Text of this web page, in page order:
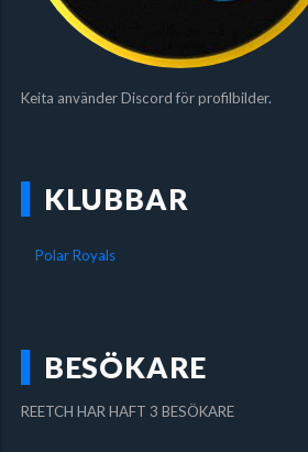
Keita använder Discord för profilbilder.
KLUBBAR
Polar Royals
BESÖKARE
REETCH HAR HAFT 3 BESÖKARE